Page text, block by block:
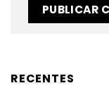
RECENTES